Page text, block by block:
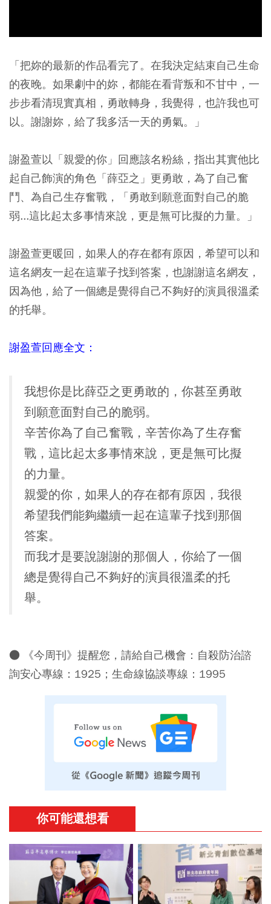
「把妳的最新的作品看完了。在我決定結束自己生命
的夜晚。如果劇中的妳，都能在看背叛和不甘中，一
步步看清現實真相，勇敢轉身，我覺得，也許我也可
以。謝謝妳，給了我多活一天的勇氣。」
謝盈萱以「親愛的你」回應該名粉絲，指出其實他比
起自己飾演的角色「薛亞之」更勇敢，為了自己奮
鬥、為自己生存奮戰，「勇敢到願意面對自己的脆
弱...這比起太多事情來說，更是無可比擬的力量。」
謝盈萱更暖回，如果人的存在都有原因，希望可以和
這名網友一起在這輩子找到答案，也謝謝這名網友，
因為他，給了一個總是覺得自己不夠好的演員很溫柔
的托舉。
謝盈萱回應全文：
我想你是比薛亞之更勇敢的，你甚至勇敢
到願意面對自己的脆弱。
辛苦你為了自己奮戰，辛苦你為了生存奮
戰，這比起太多事情來說，更是無可比擬
的力量。
親愛的你，如果人的存在都有原因，我很
希望我們能夠繼續一起在這輩子找到那個
答案。
而我才是要說謝謝的那個人，你給了一個
總是覺得自己不夠好的演員很溫柔的托
舉。
● 《今周刊》提醒您，請給自己機會：自殺防治諮
詢安心專線：1925；生命線協談專線：1995